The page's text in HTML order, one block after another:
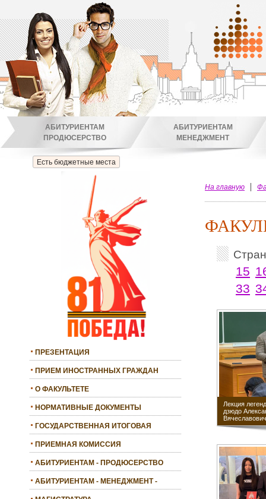
Есть бюджетные места
АБИТУРИЕНТАМ
ПРОДЮСЕРСТВО
АБИТУРИЕНТАМ
МЕНЕДЖМЕНТ
ПРЕЗЕНТАЦИЯ
ПРИЕМ ИНОСТРАННЫХ ГРАЖДАН
О ФАКУЛЬТЕТЕ
НОРМАТИВНЫЕ ДОКУМЕНТЫ
ГОСУДАРСТВЕННАЯ ИТОГОВАЯ
ПРИЕМНАЯ КОМИССИЯ
АБИТУРИЕНТАМ - ПРОДЮСЕРСТВО
АБИТУРИЕНТАМ - МЕНЕДЖМЕНТ -
На главную
15
33
Лекция
дзюдо